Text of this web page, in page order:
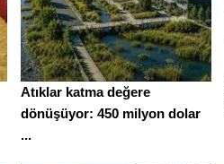
Atıklar katma değere
dönüşüyor: 450 milyon dolar
...